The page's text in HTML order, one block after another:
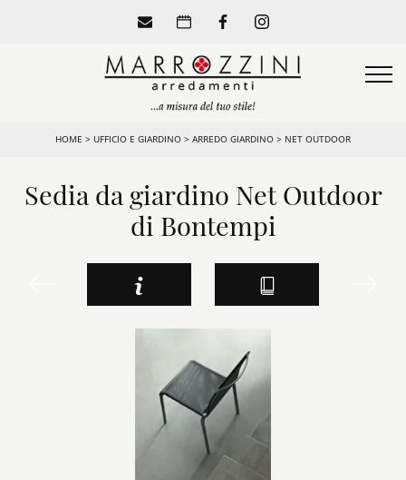
HOME > UFFICIO E GIARDINO > ARREDO GIARDINO > NET OUTDOOR
Sedia da giardino Net Outdoor
di Bontempi